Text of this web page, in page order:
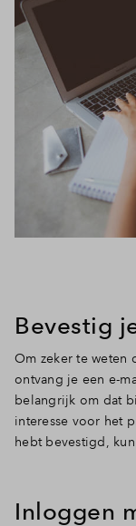
Bevestig
Om zeker te weten
ontvang je een e-
belangrijk om dat
interesse voor het
hebt bevestigd,
Inloggen